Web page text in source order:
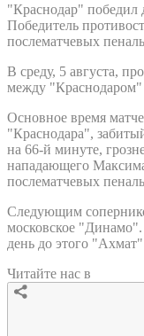
"Краснодар"
Победитель
послематчевых
В среду, 5 августа,
между
Основное время
"Краснодара",
на 66-й минуте,
нападающего
послематчевых
Следующим
московское "Динамо".
день до этого
Читайте нас в